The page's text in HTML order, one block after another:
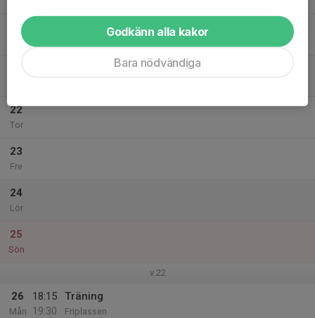
20
22
Tor
23
Fre
24
Lör
25
Sön
v.22
26
Mån
18:15
19:30
Träning
Friplassen
Godkänn alla kakor
Bara nödvändiga